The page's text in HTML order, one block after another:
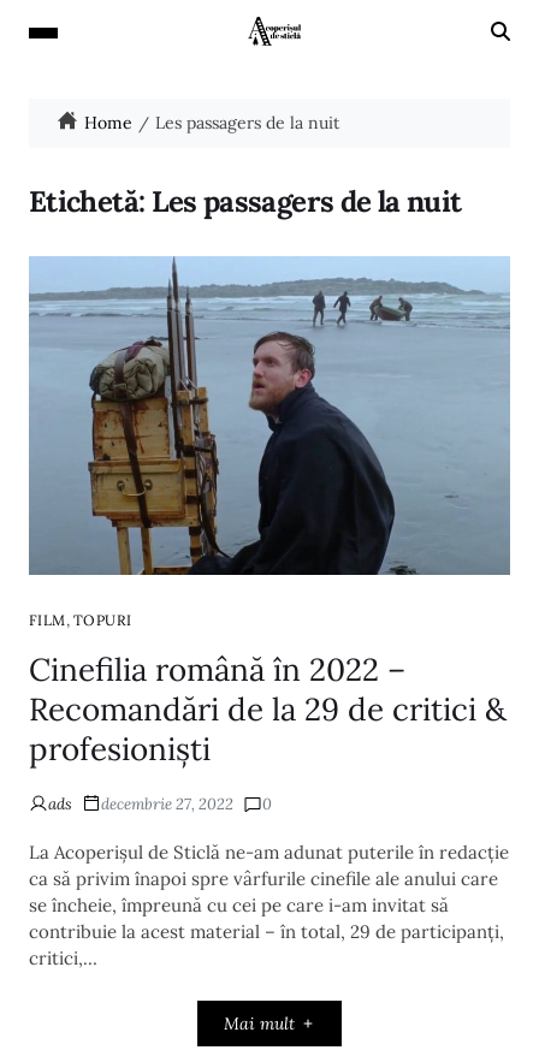
Home Les passagers de la nuit
Etichetă: Les passagers de la nuit
FILM , TOPURI
Cinefilia română în 2022 –
Recomandări de la 29 de critici &
profesioniști
ads decembrie 27, 2022 0
La Acoperișul de Sticlă ne-am adunat puterile în redacție
ca să privim înapoi spre vârfurile cinefile ale anului care
se încheie, împreună cu cei pe care i-am invitat să
contribuie la acest material – în total, 29 de participanți,
critici,…
Mai mult